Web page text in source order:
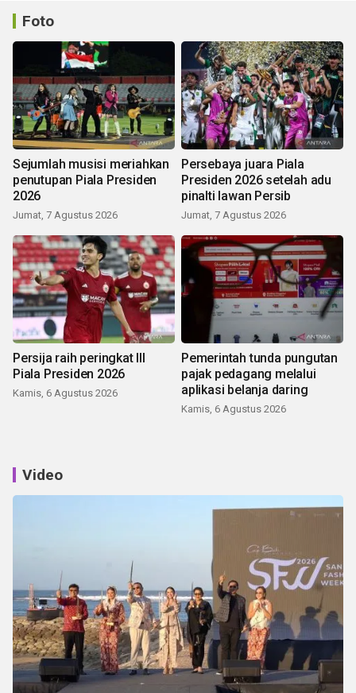
Foto
Sejumlah musisi meriahkan
penutupan Piala Presiden
2026
Jumat, 7 Agustus 2026
Persebaya juara Piala
Presiden 2026 setelah adu
pinalti lawan Persib
Jumat, 7 Agustus 2026
Persija raih peringkat III
Piala Presiden 2026
Kamis, 6 Agustus 2026
Pemerintah tunda pungutan
pajak pedagang melalui
aplikasi belanja daring
Kamis, 6 Agustus 2026
Video